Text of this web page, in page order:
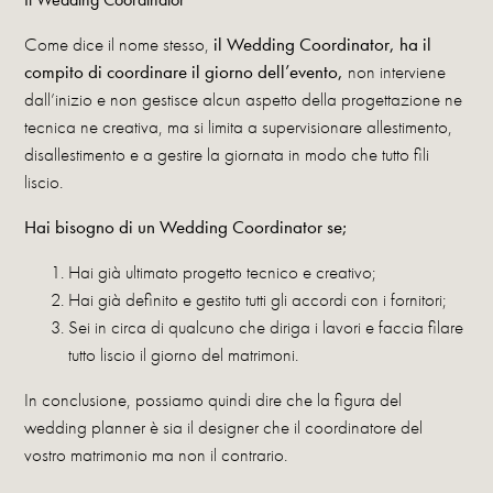
Come dice il nome stesso, il Wedding Coordinator, ha il
compito di coordinare il giorno dell’evento, non interviene
dall’inizio e non gestisce alcun aspetto della progettazione ne
tecnica ne creativa, ma si limita a supervisionare allestimento,
disallestimento e a gestire la giornata in modo che tutto fili
liscio.
Hai bisogno di un Wedding Coordinator se;
Hai già ultimato progetto tecnico e creativo;
Hai già definito e gestito tutti gli accordi con i fornitori;
Sei in circa di qualcuno che diriga i lavori e faccia filare
tutto liscio il giorno del matrimoni.
In conclusione, possiamo quindi dire che la figura del
wedding planner è sia il designer che il coordinatore del
vostro matrimonio ma non il contrario.